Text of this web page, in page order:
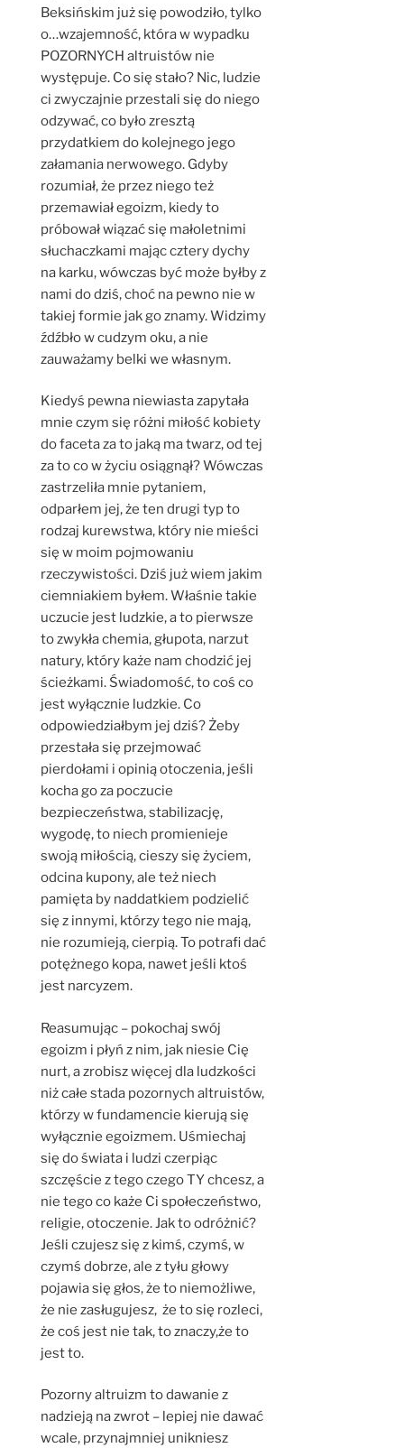
Beksińskim już się powodziło, tylko
o…wzajemność, która w wypadku
POZORNYCH altruistów nie
występuje. Co się stało? Nic, ludzie
ci zwyczajnie przestali się do niego
odzywać, co było zresztą
przydatkiem do kolejnego jego
załamania nerwowego. Gdyby
rozumiał, że przez niego też
przemawiał egoizm, kiedy to
próbował wiązać się małoletnimi
słuchaczkami mając cztery dychy
na karku, wówczas być może byłby z
nami do dziś, choć na pewno nie w
takiej formie jak go znamy. Widzimy
źdźbło w cudzym oku, a nie
zauważamy belki we własnym.
Kiedyś pewna niewiasta zapytała
mnie czym się różni miłość kobiety
do faceta za to jaką ma twarz, od tej
za to co w życiu osiągnął? Wówczas
zastrzeliła mnie pytaniem,
odparłem jej, że ten drugi typ to
rodzaj kurewstwa, który nie mieści
się w moim pojmowaniu
rzeczywistości. Dziś już wiem jakim
ciemniakiem byłem. Właśnie takie
uczucie jest ludzkie, a to pierwsze
to zwykła chemia, głupota, narzut
natury, który każe nam chodzić jej
ścieżkami. Świadomość, to coś co
jest wyłącznie ludzkie. Co
odpowiedziałbym jej dziś? Żeby
przestała się przejmować
pierdołami i opinią otoczenia, jeśli
kocha go za poczucie
bezpieczeństwa, stabilizację,
wygodę, to niech promienieje
swoją miłością, cieszy się życiem,
odcina kupony, ale też niech
pamięta by naddatkiem podzielić
się z innymi, którzy tego nie mają,
nie rozumieją, cierpią. To potrafi dać
potężnego kopa, nawet jeśli ktoś
jest narcyzem.
Reasumując – pokochaj swój
egoizm i płyń z nim, jak niesie Cię
nurt, a zrobisz więcej dla ludzkości
niż całe stada pozornych altruistów,
którzy w fundamencie kierują się
wyłącznie egoizmem. Uśmiechaj
się do świata i ludzi czerpiąc
szczęście z tego czego TY chcesz, a
nie tego co każe Ci społeczeństwo,
religie, otoczenie. Jak to odróżnić?
Jeśli czujesz się z kimś, czymś, w
czymś dobrze, ale z tyłu głowy
pojawia się głos, że to niemożliwe,
że nie zasługujesz, że to się rozleci,
że coś jest nie tak, to znaczy,że to
jest to.
Pozorny altruizm to dawanie z
nadzieją na zwrot – lepiej nie dawać
wcale, przynajmniej unikniesz